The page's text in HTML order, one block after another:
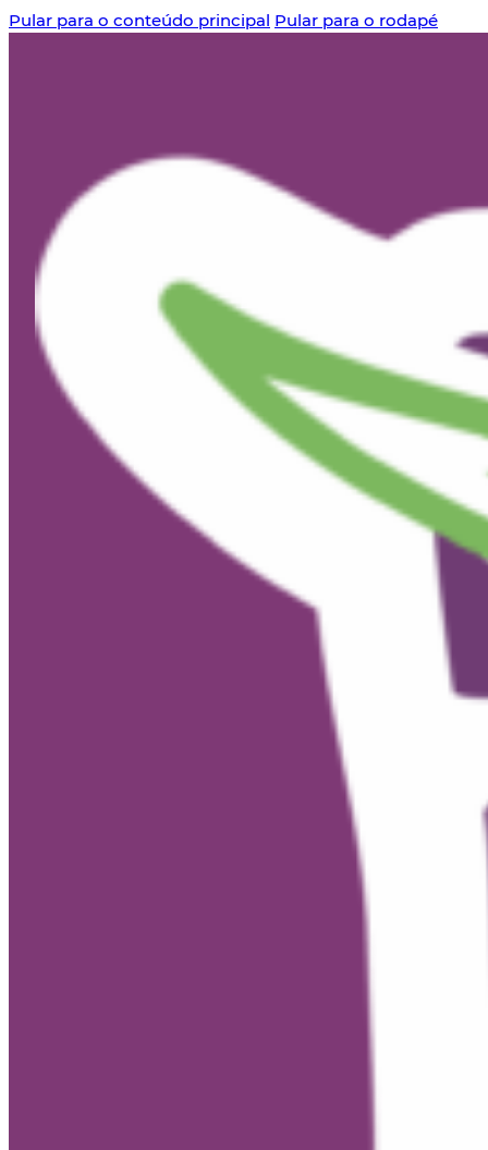
Pular para o conteúdo principal Pular para o rodapé